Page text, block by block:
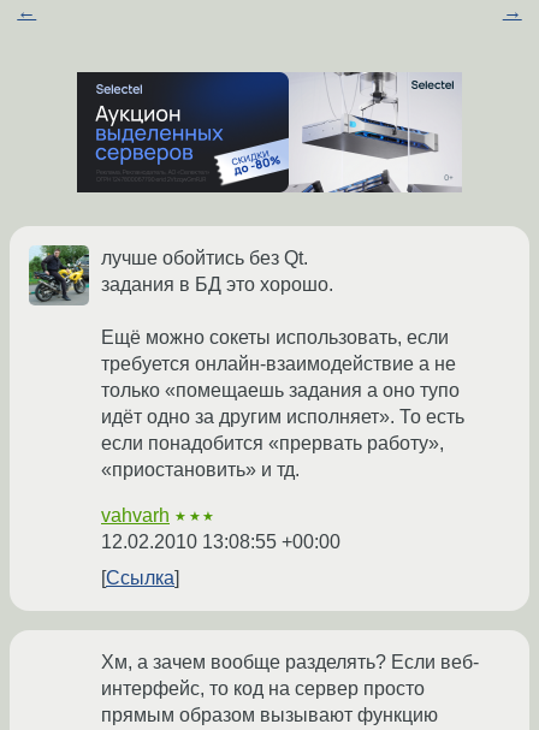
← →
лучше обойтись без Qt.
задания в БД это хорошо.
Ещё можно сокеты использовать, если
требуется онлайн-взаимодействие а не
только «помещаешь задания а оно тупо
идёт одно за другим исполняет». То есть
если понадобится «прервать работу»,
«приостановить» и тд.
vahvarh ★★★
12.02.2010 13:08:55 +00:00
Ссылка
Хм, а зачем вообще разделять? Если веб-
интерфейс, то код на сервер просто
прямым образом вызывают функцию